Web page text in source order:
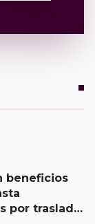
beneficios
por traslado